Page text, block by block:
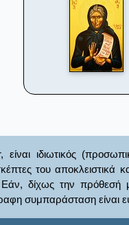
ιδιωτικός
του αποκλειστικά
δίχως την πρόθεσή
συμπαράσταση είναι